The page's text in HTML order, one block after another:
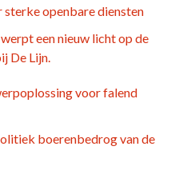
openbare diensten
een nieuw licht op de
De Lijn.
voor falend
boerenbedrog van de